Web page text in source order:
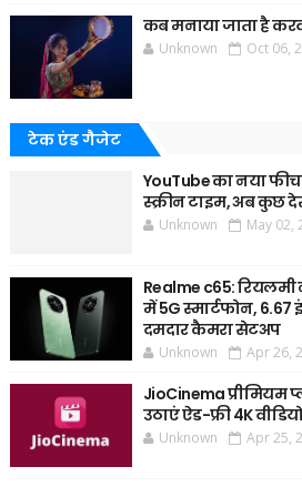
कब मनाया जाता है
Unknown Oct 06,
टेक एंड गैजेट
YouTube का नया
स्क्रीन टाइम, अब कुछ
Unknown May 02,
Realme c65:
में 5G स्मार्टफोन,
दमदार कैमरा सेटअप
Unknown Apr 26,
JioCinema प्रीमियम
उठाएं ऐड-फ्री 4K
Unknown Apr 25,